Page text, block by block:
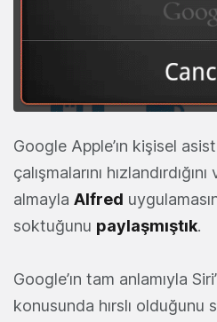
Google Apple’ın kişisel
çalışmalarını
almayla Alfred
soktuğunu paylaşmıştık.
Google’ın tam anlamıyla
konusunda hırslı olduğunu